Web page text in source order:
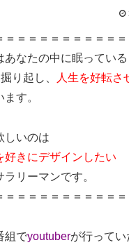
＝＝＝＝＝＝＝＝＝＝
あなたの中に眠っている
り起し、 人生を好転さ
す。
しいのは
好きにデザインしたい
ラリーマンです。
＝＝＝＝＝＝＝＝＝＝
組でyoutuberが行って